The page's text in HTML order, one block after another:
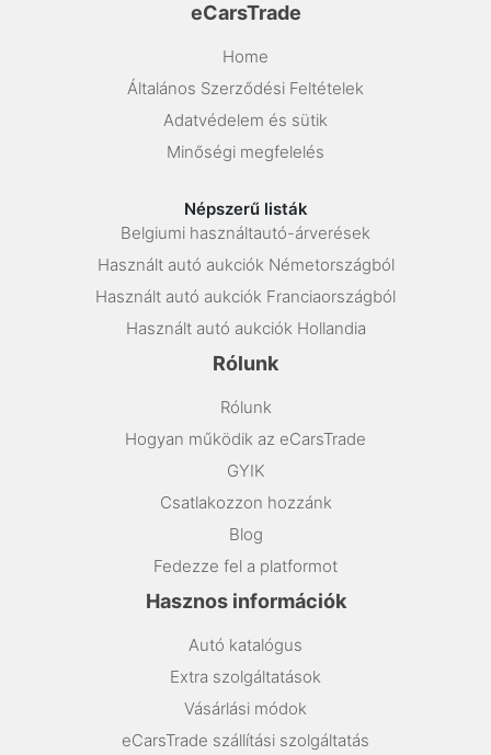
eCarsTrade
Home
Általános Szerződési Feltételek
Adatvédelem és sütik
Minőségi megfelelés
Népszerű listák
Belgiumi használtautó-árverések
Használt autó aukciók Németországból
Használt autó aukciók Franciaországból
Használt autó aukciók Hollandia
Rólunk
Rólunk
Hogyan működik az eCarsTrade
GYIK
Csatlakozzon hozzánk
Blog
Fedezze fel a platformot
Hasznos információk
Autó katalógus
Extra szolgáltatások
Vásárlási módok
eCarsTrade szállítási szolgáltatás